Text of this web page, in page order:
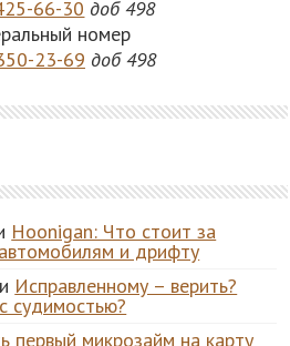
66-30 доб 498
номер
23-69 доб 498
Hoonigan: Что стоит за
и дрифту
Исправленному – верить?
судимостью?
первый микрозайм на карту